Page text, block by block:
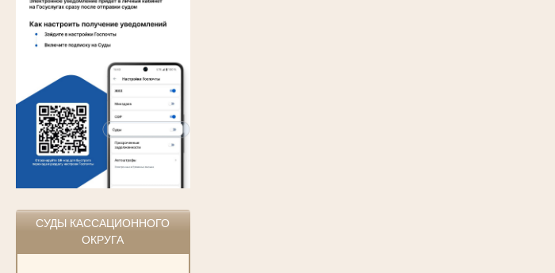
СУДЫ КАССАЦИОННОГО
ОКРУГА